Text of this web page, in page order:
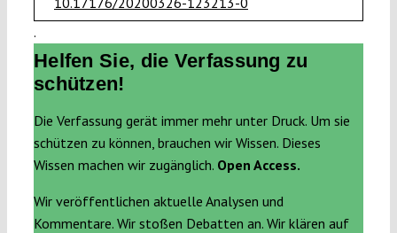
.
Helfen Sie, die Verfassung zu
schützen!
Die Verfassung gerät immer mehr unter Druck. Um sie
schützen zu können, brauchen wir Wissen. Dieses
Wissen machen wir zugänglich. Open Access.
Wir veröffentlichen aktuelle Analysen und
Kommentare. Wir stoßen Debatten an. Wir klären auf